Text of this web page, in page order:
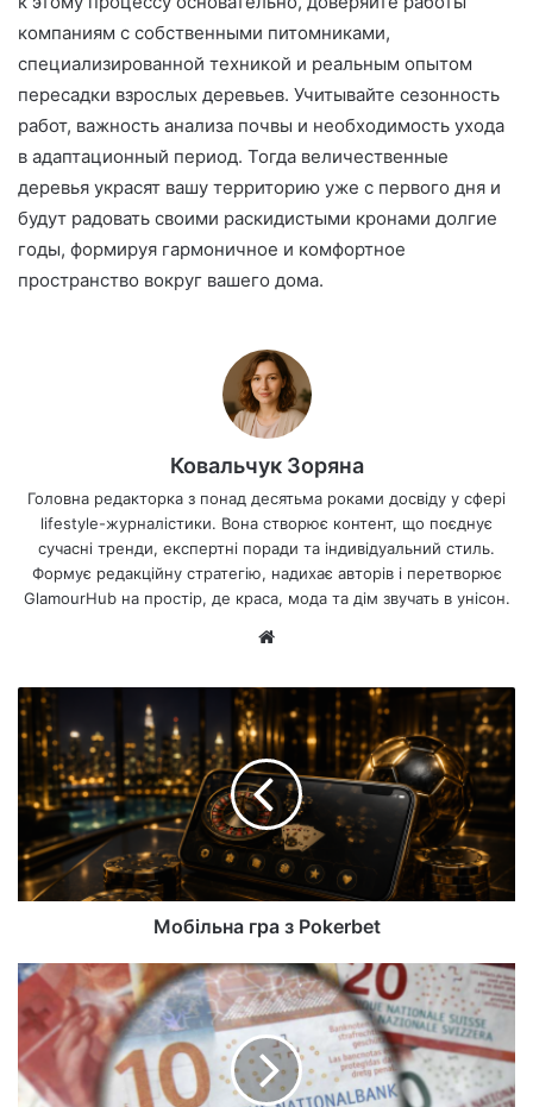
компаниям с собственными питомниками,
специализированной техникой и реальным опытом
пересадки взрослых деревьев. Учитывайте сезонность
работ, важность анализа почвы и необходимость ухода
в адаптационный период. Тогда величественные
деревья украсят вашу территорию уже с первого дня и
будут радовать своими раскидистыми кронами долгие
годы, формируя гармоничное и комфортное
пространство вокруг вашего дома.
Ковальчук Зоряна
Головна редакторка з понад десятьма роками досвіду у сфері
lifestyle-журналістики. Вона створює контент, що поєднує
сучасні тренди, експертні поради та індивідуальний стиль.
Формує редакційну стратегію, надихає авторів і перетворює
GlamourHub на простір, де краса, мода та дім звучать в унісон.
са
йт
Мобільна гра з Pokerbet